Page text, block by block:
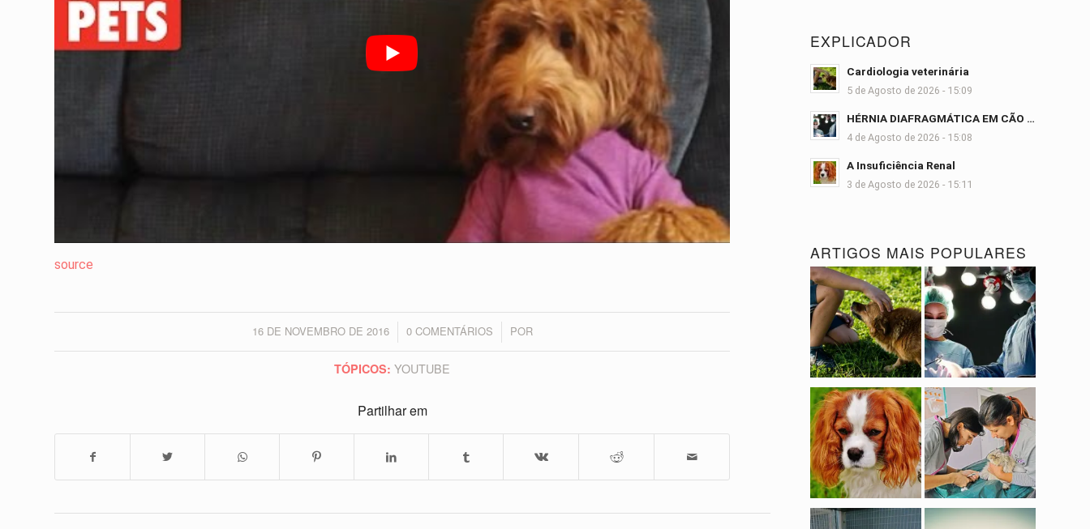
source
16 DE NOVEMBRO DE 2016
/ 0 COMENTÁRIOS
/ POR
TÓPICOS: YOUTUBE
Partilhar em
EXPLICADOR
Cardiologia veterinária
5 de Agosto de 2026 - 15:09
HÉRNIA DIAFRAGMÁTICA EM CÃO …
4 de Agosto de 2026 - 15:08
A Insuficiência Renal
3 de Agosto de 2026 - 15:11
ARTIGOS MAIS POPULARES